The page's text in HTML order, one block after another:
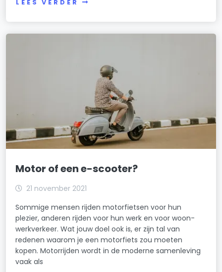
LEES VERDER
Motor of een e-scooter?
21 november 2021
Sommige mensen rijden motorfietsen voor hun
plezier, anderen rijden voor hun werk en voor woon-
werkverkeer. Wat jouw doel ook is, er zijn tal van
redenen waarom je een motorfiets zou moeten
kopen. Motorrijden wordt in de moderne samenleving
vaak als